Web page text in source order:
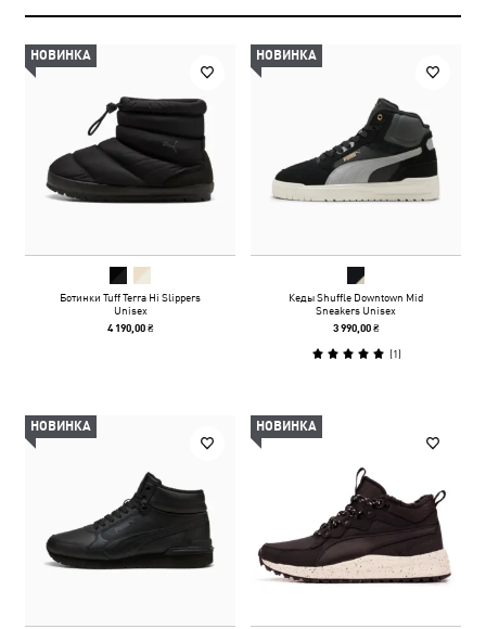
НОВИНКА
Ботинки Tuff Terra Hi Slippers
Unisex
4 190,00 ₴
НОВИНКА
Кеды Shuffle Downtown Mid
Sneakers Unisex
3 990,00 ₴
(1)
НОВИНКА НОВИНКА